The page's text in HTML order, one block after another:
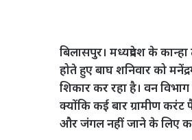
बिलासपुर। मध्यप्रदेश के
होते हुए बाघ शनिवार को
शिकार कर रहा है। वन
क्योंकि कई बार ग्रामीण
और जंगल नहीं जाने के लिए